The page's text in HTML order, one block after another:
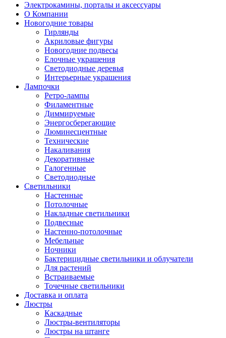
Электрокамины, порталы и аксессуары
О Компании
Новогодние товары
Гирлянды
Акриловые фигуры
Новогодние подвесы
Елочные украшения
Светодиодные деревья
Интерьерные украшения
Лампочки
Ретро-лампы
Филаментные
Диммируемые
Энергосберегающие
Люминесцентные
Технические
Накаливания
Декоративные
Галогенные
Светодиодные
Светильники
Настенные
Потолочные
Накладные светильники
Подвесные
Настенно-потолочные
Мебельные
Ночники
Бактерицидные светильники и облучатели
Для растений
Встраиваемые
Точечные светильники
Доставка и оплата
Люстры
Каскадные
Люстры-вентиляторы
Люстры на штанге